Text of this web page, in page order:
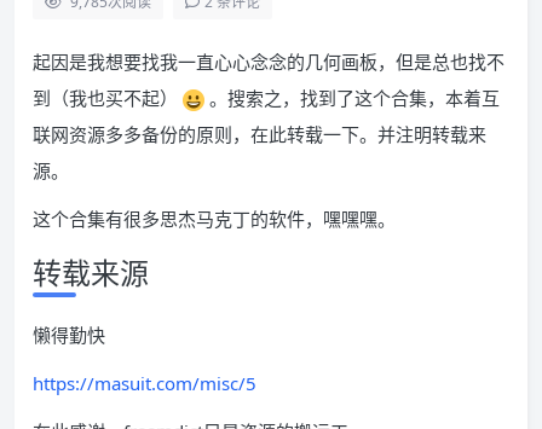
起因是我想要找我一直心心念念的几何画板，但是总也找不
到（我也买不起）
。搜索之，找到了这个合集，本着互
联网资源多多备份的原则，在此转载一下。并注明转载来
源。
这个合集有很多思杰马克丁的软件，嘿嘿嘿。
转载来源
懒得勤快
https://masuit.com/misc/5